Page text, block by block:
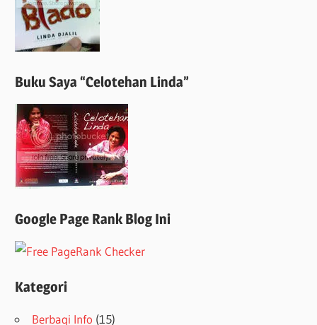
Buku Saya “Celotehan Linda”
Google Page Rank Blog Ini
Kategori
Berbagi Info (15)